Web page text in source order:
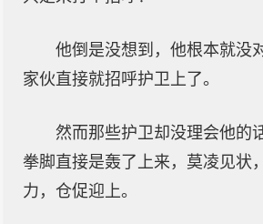
他倒是没想到，他根本就没
家伙直接就招呼护卫上了。
然而那些护卫却没理会他的
拳脚直接是轰了上来，莫凌见状
力，仓促迎上。